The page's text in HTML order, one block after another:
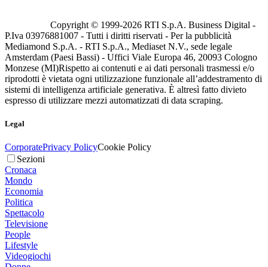
Copyright © 1999-2026 RTI S.p.A. Business Digital -
P.Iva 03976881007 - Tutti i diritti riservati - Per la pubblicità
Mediamond S.p.A. - RTI S.p.A., Mediaset N.V., sede legale
Amsterdam (Paesi Bassi) - Uffici Viale Europa 46, 20093 Cologno
Monzese (MI)Rispetto ai contenuti e ai dati personali trasmessi e/o
riprodotti è vietata ogni utilizzazione funzionale all’addestramento di
sistemi di intelligenza artificiale generativa. È altresì fatto divieto
espresso di utilizzare mezzi automatizzati di data scraping.
Legal
CorporatePrivacy PolicyCookie Policy
Sezioni
Cronaca
Mondo
Economia
Politica
Spettacolo
Televisione
People
Lifestyle
Videogiochi